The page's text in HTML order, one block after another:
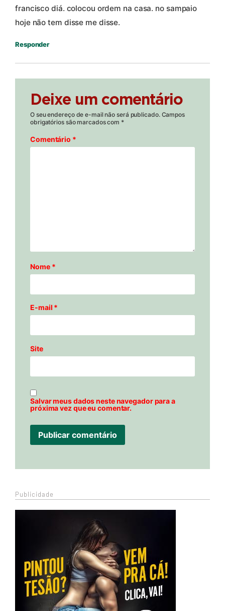
francisco diá. colocou ordem na casa. no sampaio
hoje não tem disse me disse.
Responder
Deixe um comentário
O seu endereço de e-mail não será publicado. Campos
obrigatórios são marcados com *
Comentário *
Nome *
E-mail *
Site
Salvar meus dados neste navegador para a
próxima vez que eu comentar.
Publicidade